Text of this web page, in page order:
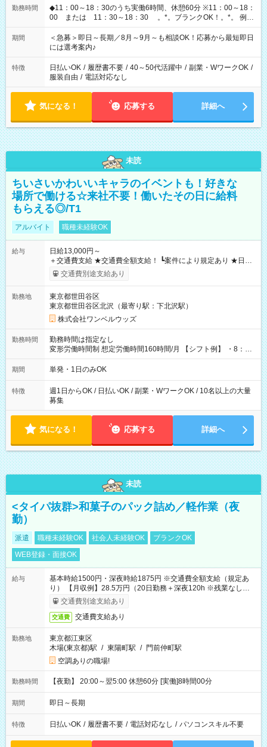
勤務時間
◆11：00～18：30のうち実働6時間、休憩60分 ※11：00～18：
00 または 11：30～18：30 。*。ブランクOK！。*。 例え
ば前職が、 在宅/財団法人/事務/コールセンター/受付/販売/カフェ
スタッフ スイーツ販売/ホテルフロント/化粧品販売/など 様々な
業界から入社して活躍されています♪
期間
＜急募＞即日～長期／8月～9月～も相談OK！応募から最短即日
には選考案内♪
特徴 日払いOK / 履歴書不要 / 40～50代活躍中 / 副業・WワークOK /
服装自由 / 電話対応なし
気になる！ 応募する 詳細へ
未読
ちいさいかわいいキャラのイベントも！好きな
場所で働ける☆来社不要！働いたその日に給料
もらえる◎/T1
アルバイト 職種未経験OK
給与
日給13,000円～
＋交通費支給 ★交通費全額支給！ ┗案件により規定あり ★日払
いOK！（規定あり） ┗働いたその日に現金GET♪ お仕事後はコ
ンビニATMから 日払い分を引き落とせます！ 【試用期間】試
交通費別途支給あり
勤務地
東京都世田谷区
東京都世田谷区北沢（最寄り駅：下北沢駅）
株式会社ワンベルウッズ
勤務時間
勤務時間は指定なし
変形労働時間制 想定労働時間160時間/月 【シフト例】 ・8：00
～21：00
期間 単発・1日のみOK
特徴
週1日からOK / 日払いOK / 副業・WワークOK / 10名以上の大量
募集
気になる！ 応募する 詳細へ
未読
<タイパ抜群>和菓子のパック詰め／軽作業（夜
勤）
派遣 職種未経験OK 社会人未経験OK
ブランクOK
WEB登録・面接OK
給与
基本時給1500円・深夜時給1875円 ※交通費全額支給（規定あ
り） 【月収例】28.5万円（20日勤務＋深夜120h ※残業なしの場
合）交通費別途支給あり
交通費 交通費支給あり
勤務地
東京都江東区
木場(東京都)駅 / 東陽町駅 / 門前仲町駅
空調ありの職場!
勤務時間 【夜勤】 20:00～翌5:00 休憩60分 [実働]8時間00分
期間 即日～長期
特徴 日払いOK / 履歴書不要 / 電話対応なし / パソコンスキル不要